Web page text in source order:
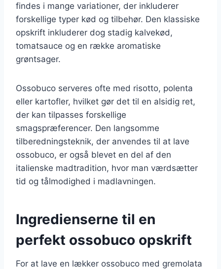
findes i mange variationer, der inkluderer
forskellige typer kød og tilbehør. Den klassiske
opskrift inkluderer dog stadig kalvekød,
tomatsauce og en række aromatiske
grøntsager.
Ossobuco serveres ofte med risotto, polenta
eller kartofler, hvilket gør det til en alsidig ret,
der kan tilpasses forskellige
smagspræferencer. Den langsomme
tilberedningsteknik, der anvendes til at lave
ossobuco, er også blevet en del af den
italienske madtradition, hvor man værdsætter
tid og tålmodighed i madlavningen.
Ingredienserne til en
perfekt ossobuco opskrift
For at lave en lækker ossobuco med gremolata